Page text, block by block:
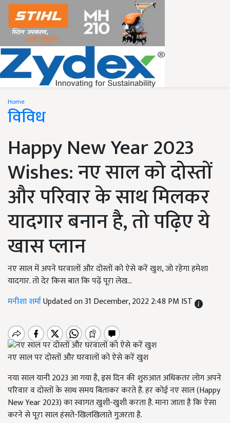
Home
विविध
Happy New Year 2023
Wishes: नए साल को दोस्तों
और परिवार के साथ मिलकर
यादगार बनान है, तो पढ़िए ये
खास प्लान
नए साल में अपने घरवालों और दोस्तों को ऐसे करें खुश, जो रहेगा हमेशा
यादगार. तो देर किस बात कि पढ़ें पूरा लेख...
मनीशा शर्माUpdated on 31 December, 2022 2:48 PM IST
नए साल पर दोस्तों और घरवालों को ऐसे करें खुश
नया साल यानी 2023 आ गया है, इस दिन की शुरुआत अधिकतर लोग अपने
परिवार व दोस्तों के साथ समय बिताकर करते हैं. हर कोई नए साल (Happy
New Year 2023) का स्वागत खुशी-खुशी करता है. माना जाता है कि ऐसा
करने से पूरा साल हंसते-खिलखिलाते गुजरता है.